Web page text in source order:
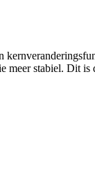
stabiel. Dit